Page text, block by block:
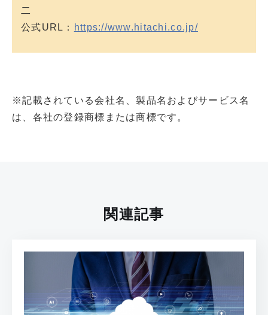
二
公式URL：
https://www.hitachi.co.jp/
※記載されている会社名、製品名およびサービス名
は、各社の登録商標または商標です。
関連記事